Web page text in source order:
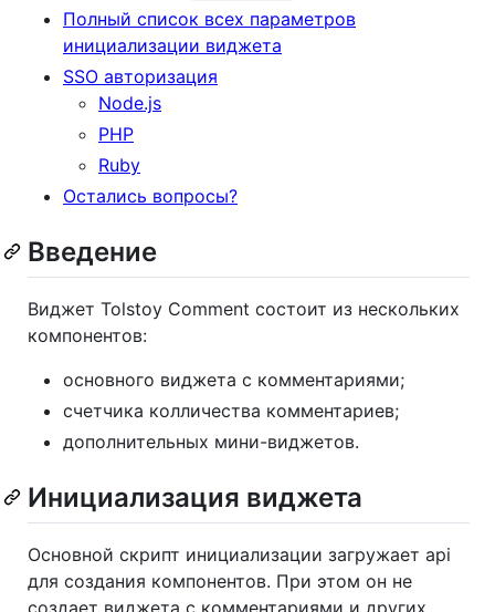
Полный список всех параметров
инициализации виджета
SSO авторизация
Node.js
PHP
Ruby
Остались вопросы?
Введение
Виджет Tolstoy Comment состоит из нескольких
компонентов:
основного виджета с комментариями;
счетчика колличества комментариев;
дополнительных мини-виджетов.
Инициализация виджета
Основной скрипт инициализации загружает api
для создания компонентов. При этом он не